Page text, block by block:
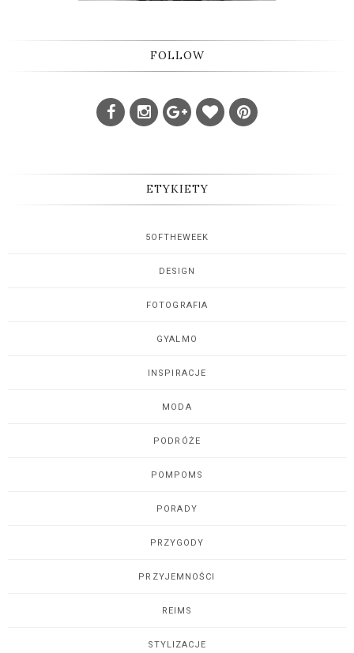
FOLLOW
ETYKIETY
5OFTHEWEEK
DESIGN
FOTOGRAFIA
GYALMO
INSPIRACJE
MODA
PODRÓŻE
POMPOMS
PORADY
PRZYGODY
PRZYJEMNOŚCI
REIMS
STYLIZACJE